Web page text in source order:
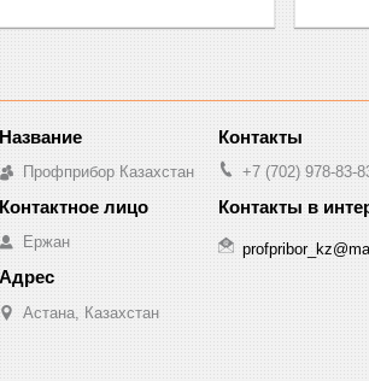
Профприбор Казахстан
Ержан
Астана, Казахстан
+7 (702) 978-83-